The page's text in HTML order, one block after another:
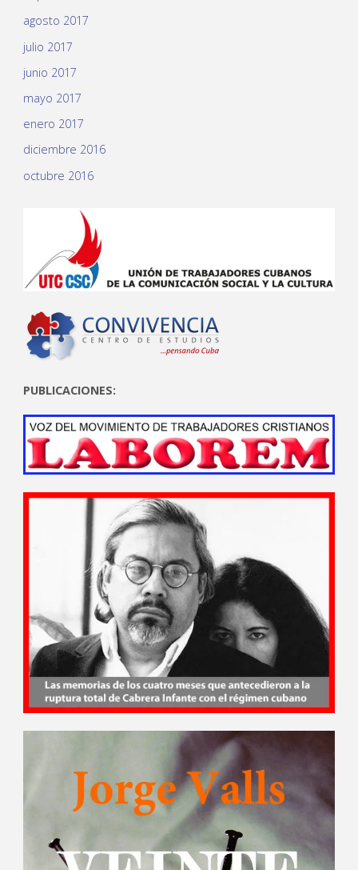
agosto 2017
julio 2017
junio 2017
mayo 2017
enero 2017
diciembre 2016
octubre 2016
PUBLICACIONES: